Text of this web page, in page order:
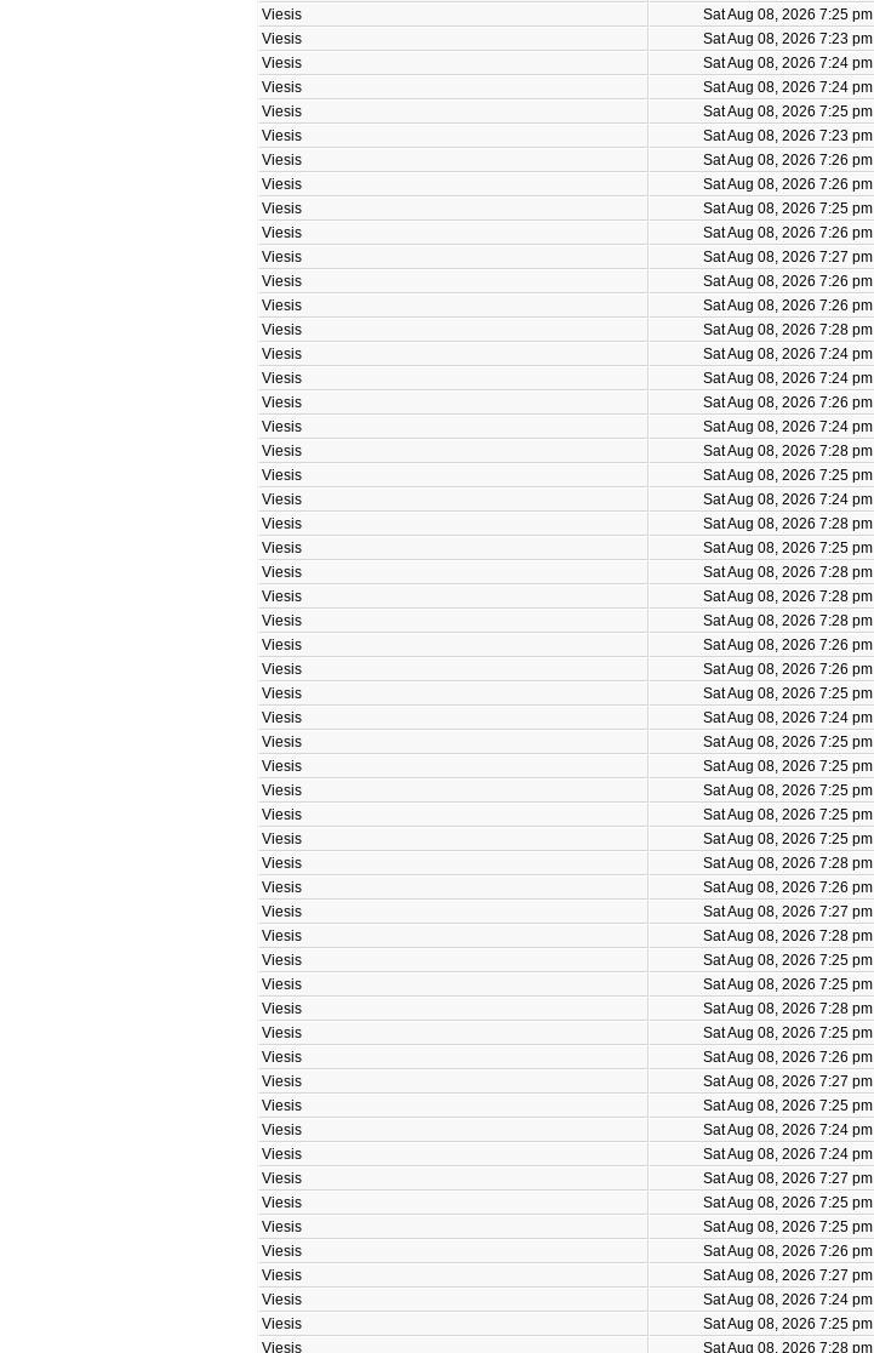
Viesis
Sat Aug 08, 2026 7:25 pm
Viesis
Sat Aug 08, 2026 7:23 pm
Viesis
Sat Aug 08, 2026 7:24 pm
Viesis
Sat Aug 08, 2026 7:24 pm
Viesis
Sat Aug 08, 2026 7:25 pm
Viesis
Sat Aug 08, 2026 7:23 pm
Viesis
Sat Aug 08, 2026 7:26 pm
Viesis
Sat Aug 08, 2026 7:26 pm
Viesis
Sat Aug 08, 2026 7:25 pm
Viesis
Sat Aug 08, 2026 7:26 pm
Viesis
Sat Aug 08, 2026 7:27 pm
Viesis
Sat Aug 08, 2026 7:26 pm
Viesis
Sat Aug 08, 2026 7:26 pm
Viesis
Sat Aug 08, 2026 7:28 pm
Viesis
Sat Aug 08, 2026 7:24 pm
Viesis
Sat Aug 08, 2026 7:24 pm
Viesis
Sat Aug 08, 2026 7:26 pm
Viesis
Sat Aug 08, 2026 7:24 pm
Viesis
Sat Aug 08, 2026 7:28 pm
Viesis
Sat Aug 08, 2026 7:25 pm
Viesis
Sat Aug 08, 2026 7:24 pm
Viesis
Sat Aug 08, 2026 7:28 pm
Viesis
Sat Aug 08, 2026 7:25 pm
Viesis
Sat Aug 08, 2026 7:28 pm
Viesis
Sat Aug 08, 2026 7:28 pm
Viesis
Sat Aug 08, 2026 7:28 pm
Viesis
Sat Aug 08, 2026 7:26 pm
Viesis
Sat Aug 08, 2026 7:26 pm
Viesis
Sat Aug 08, 2026 7:25 pm
Viesis
Sat Aug 08, 2026 7:24 pm
Viesis
Sat Aug 08, 2026 7:25 pm
Viesis
Sat Aug 08, 2026 7:25 pm
Viesis
Sat Aug 08, 2026 7:25 pm
Viesis
Sat Aug 08, 2026 7:25 pm
Viesis
Sat Aug 08, 2026 7:25 pm
Viesis
Sat Aug 08, 2026 7:28 pm
Viesis
Sat Aug 08, 2026 7:26 pm
Viesis
Sat Aug 08, 2026 7:27 pm
Viesis
Sat Aug 08, 2026 7:28 pm
Viesis
Sat Aug 08, 2026 7:25 pm
Viesis
Sat Aug 08, 2026 7:25 pm
Viesis
Sat Aug 08, 2026 7:28 pm
Viesis
Sat Aug 08, 2026 7:25 pm
Viesis
Sat Aug 08, 2026 7:26 pm
Viesis
Sat Aug 08, 2026 7:27 pm
Viesis
Sat Aug 08, 2026 7:25 pm
Viesis
Sat Aug 08, 2026 7:24 pm
Viesis
Sat Aug 08, 2026 7:24 pm
Viesis
Sat Aug 08, 2026 7:27 pm
Viesis
Sat Aug 08, 2026 7:25 pm
Viesis
Sat Aug 08, 2026 7:25 pm
Viesis
Sat Aug 08, 2026 7:26 pm
Viesis
Sat Aug 08, 2026 7:27 pm
Viesis
Sat Aug 08, 2026 7:24 pm
Viesis
Sat Aug 08, 2026 7:25 pm
Viesis
Sat Aug 08, 2026 7:28 pm